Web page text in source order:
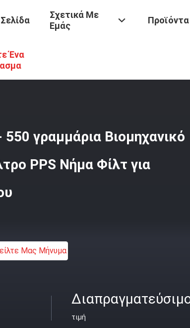
Σχετικά Με
Εμάς
Προϊόντα
Ένα
Ύφασμα Φίλτρου
γραμμάρια Βιομηχανικό
PPS Νήμα Φίλτ για
Μας Μήνυμα
τιμή